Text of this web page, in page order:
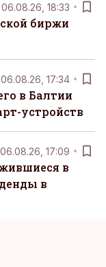
06.08.26, 18:33
биржи
06.08.26, 17:34
в Балтии
устройств
06.08.26, 17:09
в
в